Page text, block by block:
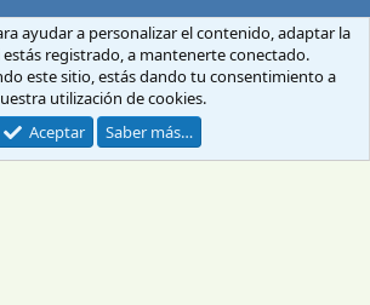
2004-2026 Webcampista.com
Menú profesionales
Política de cookies
ayudar a personalizar el contenido, adaptar la
estás registrado, a mantenerte conectado.
este sitio, estás dando tu consentimiento a
utilización de cookies.
Aceptar
Saber más…